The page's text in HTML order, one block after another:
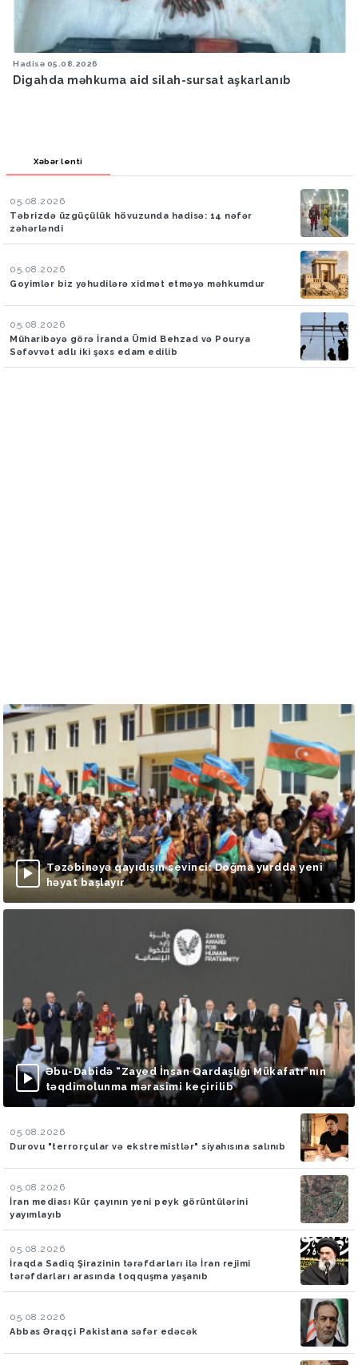
Hava 05.08.2026
Bakıya yağış yağacaq
Xəbər lenti
05.08.2026
Təbrizdə üzgüçülük hövuzunda hadisə: 14 nəfər
zəhərləndi
05.08.2026
Goyimlər biz yəhudilərə xidmət etməyə məhkumdur
05.08.2026
Müharibəyə görə İranda Ümid Behzad və Pourya
Səfəvvət adlı iki şəxs edam edilib
Təzəbinəyə qayıdışın sevinci: Doğma yurdda yeni
həyat başlayır
Əbu-Dabidə “Zayed İnsan Qardaşlığı Mükafatı”nın
təqdimolunma mərasimi keçirilib
05.08.2026
Durovu "terrorçular və ekstremistlər" siyahısına salınıb
05.08.2026
İran mediası Kür çayının yeni peyk görüntülərini
yayımlayıb
05.08.2026
İraqda Sadiq Şirazinin tərəfdarları ilə İran rejimi
tərəfdarları arasında toqquşma yaşanıb
05.08.2026
Abbas Əraqçi Pakistana səfər edəcək